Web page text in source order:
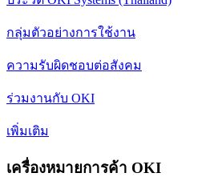
กลุ่มตัวอย่างการใช้งาน
ความรับผิดชอบต่อสังคม
ร่วมงานกับ OKI
เพิ่มเติม
เครื่องหมายการค้า OKI